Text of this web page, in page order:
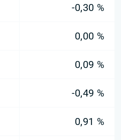
-0,30 %
0,00 %
0,09 %
-0,49 %
0,91 %